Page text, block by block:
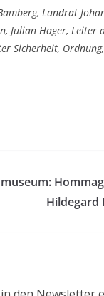
Landrat
Julian Hager, Leiter
Sicherheit, Ordnung,
Hildegard